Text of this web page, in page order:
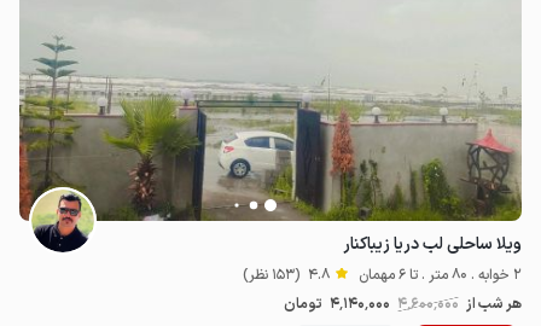
ویلا ساحلی لب دریا زیباکنار
2 خوابه . 80 متر . تا 6 مهمان 4.8 (153 نظر)
هر شب از 4٬600٬000 4٬140٬000 تومان